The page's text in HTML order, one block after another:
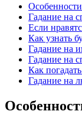
Гадание на
Если
Как узнать
Гадание на
Гадание на
Как
Гадание на